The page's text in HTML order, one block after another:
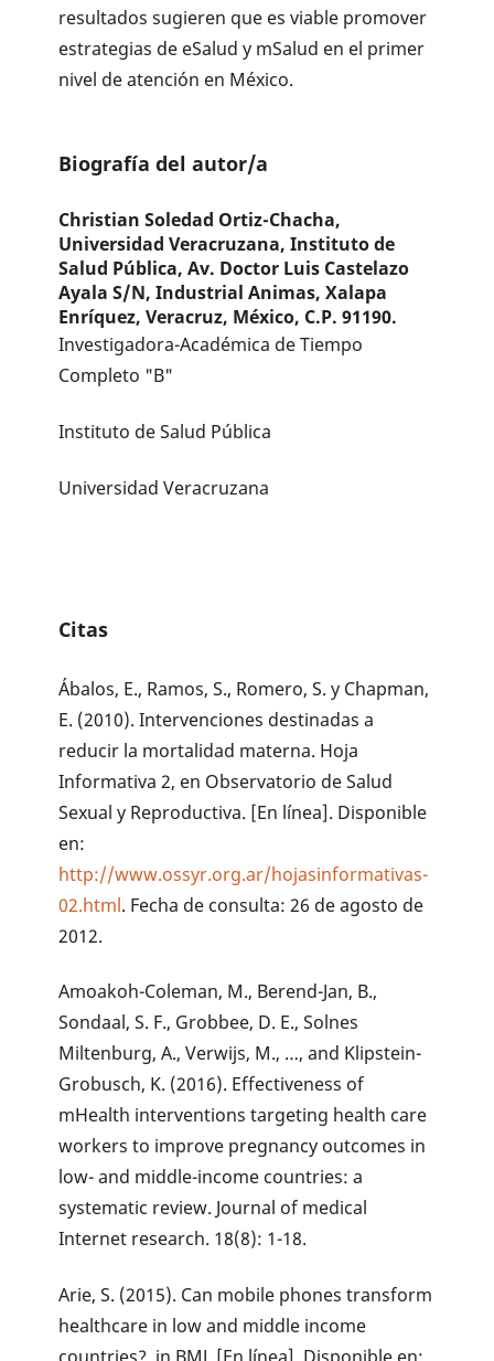
resultados sugieren que es viable promover
estrategias de eSalud y mSalud en el primer
nivel de atención en México.
Biografía del autor/a
Christian Soledad Ortiz-Chacha,
Universidad Veracruzana, Instituto de
Salud Pública, Av. Doctor Luis Castelazo
Ayala S/N, Industrial Animas, Xalapa
Enríquez, Veracruz, México, C.P. 91190.
Investigadora-Académica de Tiempo
Completo "B"
Instituto de Salud Pública
Universidad Veracruzana
Citas
Ábalos, E., Ramos, S., Romero, S. y Chapman,
E. (2010). Intervenciones destinadas a
reducir la mortalidad materna. Hoja
Informativa 2, en Observatorio de Salud
Sexual y Reproductiva. [En línea]. Disponible
en:
http://www.ossyr.org.ar/hojasinformativas-
02.html. Fecha de consulta: 26 de agosto de
2012.
Amoakoh-Coleman, M., Berend-Jan, B.,
Sondaal, S. F., Grobbee, D. E., Solnes
Miltenburg, A., Verwijs, M., …, and Klipstein-
Grobusch, K. (2016). Effectiveness of
mHealth interventions targeting health care
workers to improve pregnancy outcomes in
low- and middle-income countries: a
systematic review. Journal of medical
Internet research. 18(8): 1-18.
Arie, S. (2015). Can mobile phones transform
healthcare in low and middle income